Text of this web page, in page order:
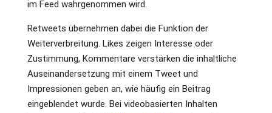
im Feed wahrgenommen wird.
Retweets übernehmen dabei die Funktion der
Weiterverbreitung. Likes zeigen Interesse oder
Zustimmung, Kommentare verstärken die inhaltliche
Auseinandersetzung mit einem Tweet und
Impressionen geben an, wie häufig ein Beitrag
eingeblendet wurde. Bei videobasierten Inhalten